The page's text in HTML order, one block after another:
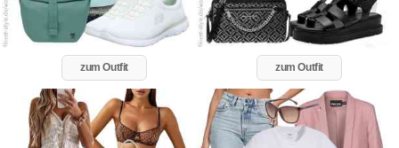
zum Outfit zum Outfit